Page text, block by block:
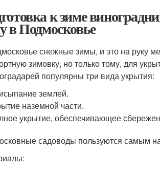
к зиме
в Подмосковье
снежные зимы, и это на руку
зимовку, но только тому, для
популярны три вида укрытия:
землей.
наземной части.
укрытие, обеспечивающее
садоводы пользуются самым